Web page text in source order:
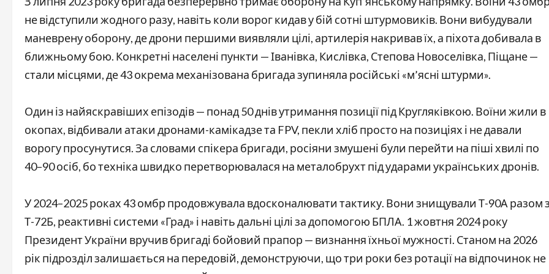
не відступили жодного разу, навіть коли ворог кидав у бій сотні штурмовиків. Вони вибудували
маневрену оборону, де дрони першими виявляли цілі, артилерія накривав їх, а піхота добивала в
ближньому бою. Конкретні населені пункти — Іванівка, Кислівка, Степова Новоселівка, Піщане —
стали місцями, де 43 окрема механізована бригада зупиняла російські «м’ясні штурми».
Один із найяскравіших епізодів — понад 50 днів утримання позиції під Кругляківкою. Воїни жили в
окопах, відбивали атаки дронами-камікадзе та FPV, пекли хліб просто на позиціях і не давали
ворогу просунутися. За словами спікера бригади, росіяни змушені були перейти на піші хвилі по
40–90 осіб, бо техніка швидко перетворювалася на металобрухт під ударами українських дронів.
У 2024–2025 роках 43 омбр продовжувала вдосконалювати тактику. Вони знищували Т-90А разом
Т-72Б, реактивні системи «Град» і навіть дальні цілі за допомогою БПЛА. 1 жовтня 2024 року
Президент України вручив бригаді бойовий прапор — визнання їхньої мужності. Станом на 2026
рік підрозділ залишається на передовій, демонструючи, що три роки без ротації на відпочинок не